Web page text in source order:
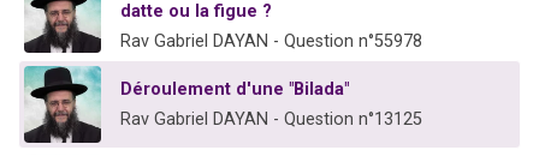
datte ou la figue ?
Rav Gabriel DAYAN - Question n°55978
Déroulement d'une "Bilada"
Rav Gabriel DAYAN - Question n°13125